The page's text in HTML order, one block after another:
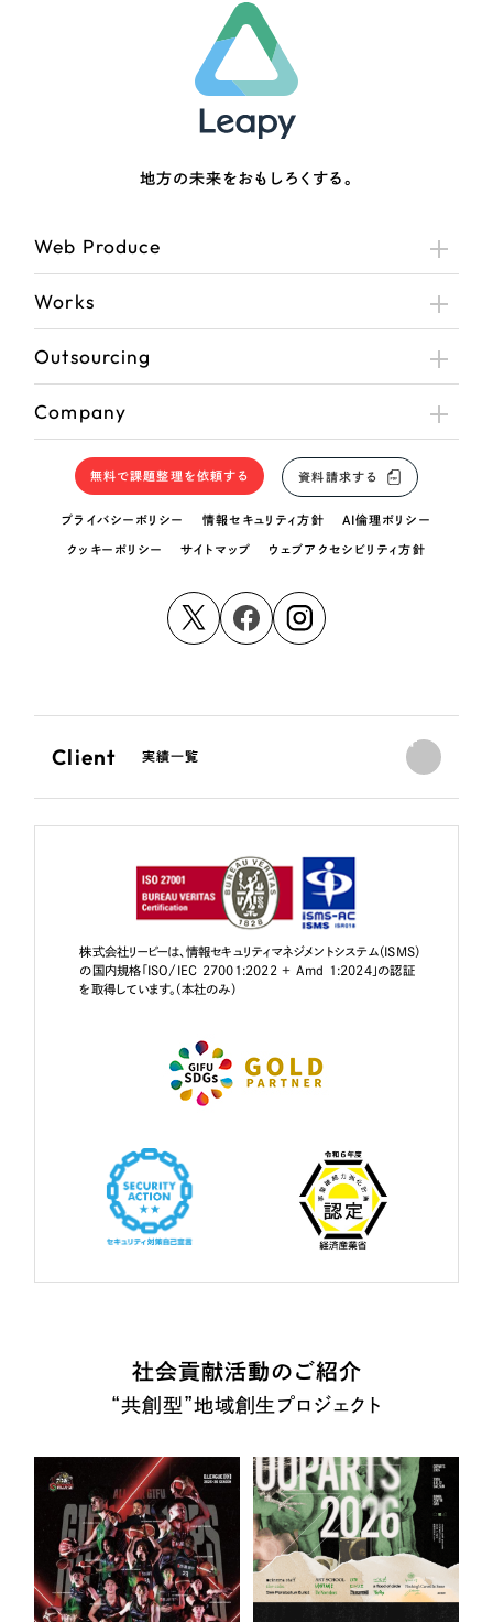
地方の未来をおもしろくする。
Web Produce
Works
Outsourcing
Company
無料で課題整理を依頼する 資料請求する
プライバシーポリシー 情報セキュリティ方針 AI倫理ポリシー
クッキーポリシー サイトマップ ウェブアクセシビリティ方針
Client 実績一覧
株式会社リーピーは、情報セキュリティマネジメントシステム（ISMS）
の国内規格「ISO/IEC 27001:2022 + Amd 1:2024」の認証
を取得しています。（本社のみ）
社会貢献活動のご紹介
“共創型”地域創生プロジェクト